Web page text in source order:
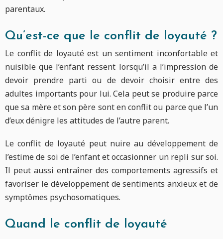
parentaux.
Qu’est-ce que le conflit de loyauté ?
Le conflit de loyauté est un sentiment inconfortable et
nuisible que l’enfant ressent lorsqu’il a l’impression de
devoir prendre parti ou de devoir choisir entre des
adultes importants pour lui. Cela peut se produire parce
que sa mère et son père sont en conflit ou parce que l’un
d’eux dénigre les attitudes de l’autre parent.
Le conflit de loyauté peut nuire au développement de
l’estime de soi de l’enfant et occasionner un repli sur soi.
Il peut aussi entraîner des comportements agressifs et
favoriser le développement de sentiments anxieux et de
symptômes psychosomatiques.
Quand le conflit de loyauté